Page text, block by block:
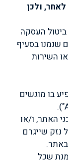
ולכן
העסקה
שנמנו בסעיף
השירות
בו מוגשים
").
האתר, ו/או
שייגרם
שכל